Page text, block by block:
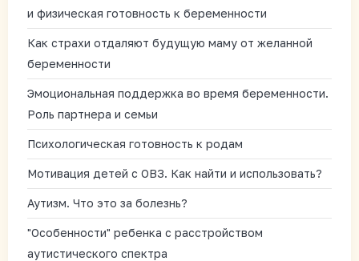
и физическая готовность к беременности
Как страхи отдаляют будущую маму от желанной
беременности
Эмоциональная поддержка во время беременности.
Роль партнера и семьи
Психологическая готовность к родам
Мотивация детей с ОВЗ. Как найти и использовать?
Аутизм. Что это за болезнь?
"Особенности" ребенка с расстройством
аутистического спектра